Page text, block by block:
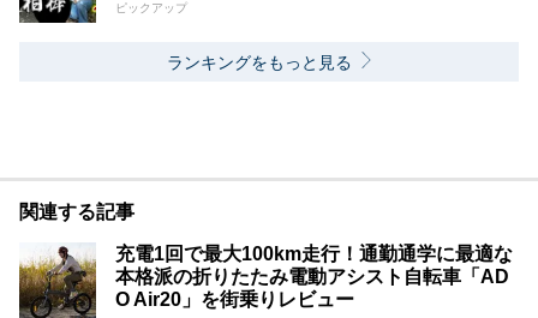
ピックアップ
ランキングをもっと見る
関連する記事
充電1回で最大100km走行！通勤通学に最適な
本格派の折りたたみ電動アシスト自転車「AD
O Air20」を街乗りレビュー